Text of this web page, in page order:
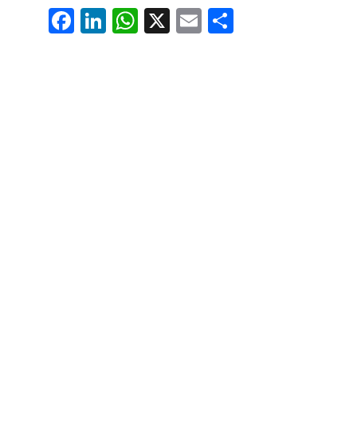
Fa
ce
Li
nk
W
ha
X E
m
Pa
rt